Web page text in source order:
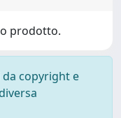
prodotto.
copyright e